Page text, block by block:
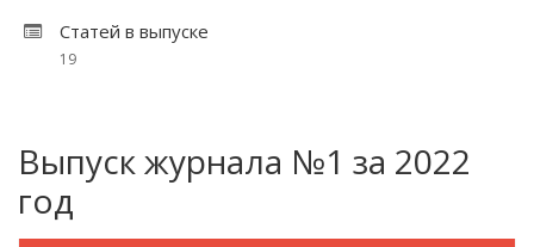
Статей в выпуске
19
Выпуск журнала №1 за 2022
год